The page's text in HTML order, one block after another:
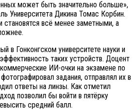
может быть значительно больше»,
Университета Дикина Томас Корбин.
становятся всё менее заметными, а
в Гонконгском университете науки и
таких устройств. Доцент
ИИ-очки на экзамене по
задания, отправлял их в
ответы на линзы. Как отметил
позволил бы войти в пятёрку
средний балл.